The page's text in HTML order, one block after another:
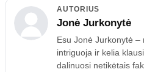
AUTORIUS
Jonė Jurkonytė
Esu Jonė Jurkonytė –
intriguoja ir kelia
dalinuosi netikėtais